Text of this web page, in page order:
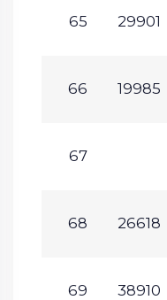
65 29901
66 19985
67
68 26618
69 38910